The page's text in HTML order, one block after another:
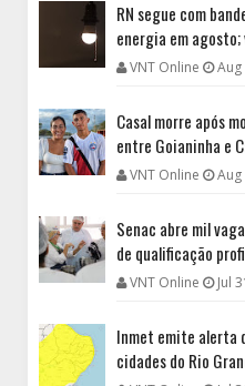
RN segue com
energia em
VNT Online Aug
Casal morre após
entre Goianinha e
VNT Online Aug
Senac abre mil
de qualificação
VNT Online Jul
Inmet emite alerta
cidades do Rio